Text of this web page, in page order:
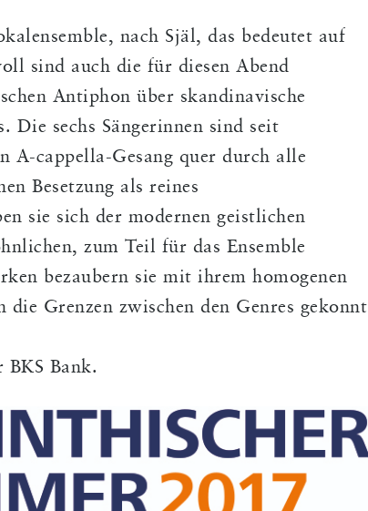
nach Själ, das bedeutet auf
sind auch die für diesen Abend
Antiphon über skandinavische
Die sechs Sängerinnen sind seit
A-cappella-Gesang quer durch alle
Besetzung als reines
sie sich der modernen geistlichen
zum Teil für das Ensemble
bezaubern sie mit ihrem homogenen
die Grenzen zwischen den Genres gekonnt
Bank.